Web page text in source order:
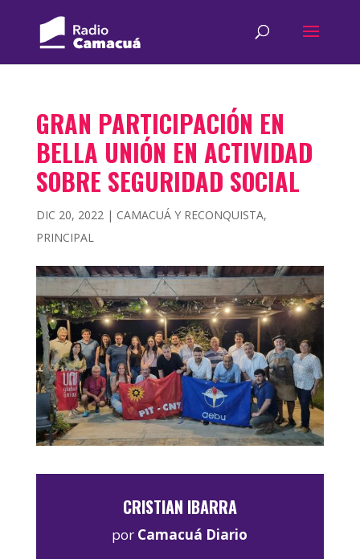
GRAN PARTICIPACIÓN EN
BELLA UNIÓN EN ACTIVIDAD
SOBRE SEGURIDAD SOCIAL
DIC 20, 2022| CAMACUÁ Y RECONQUISTA,
PRINCIPAL
CRISTIAN IBARRA
por Camacuá Diario